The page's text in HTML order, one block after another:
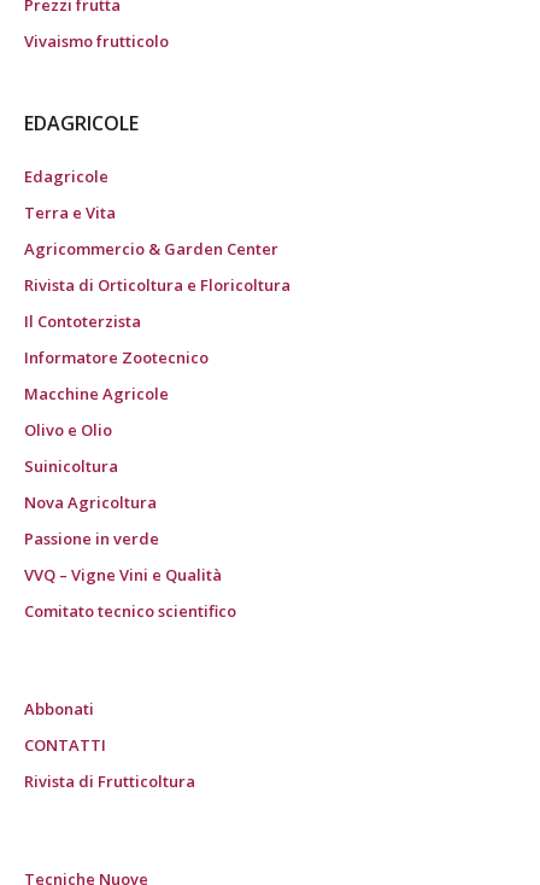
Prezzi frutta
Vivaismo frutticolo
EDAGRICOLE
Edagricole
Terra e Vita
Agricommercio & Garden Center
Rivista di Orticoltura e Floricoltura
Il Contoterzista
Informatore Zootecnico
Macchine Agricole
Olivo e Olio
Suinicoltura
Nova Agricoltura
Passione in verde
VVQ – Vigne Vini e Qualità
Comitato tecnico scientifico
Abbonati
CONTATTI
Rivista di Frutticoltura
Tecniche Nuove